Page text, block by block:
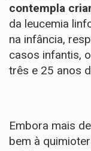
contempla
da leucemia
na infância,
casos infantis,
três e 25 anos
Embora mais
bem à